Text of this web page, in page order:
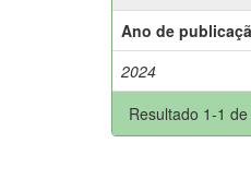
Ano de
2024
Resultado 1-1 de